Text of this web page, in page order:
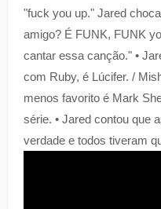
"fuck you up." Jared
amigo? É FUNK, FUNK
cantar essa canção." •
com Ruby, é Lúcifer. /
menos favorito é Mark
série. • Jared contou que
verdade e todos tiveram